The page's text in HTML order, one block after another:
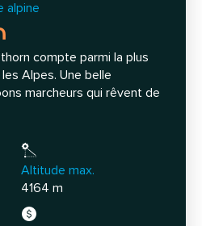
alpine
compte parmi la plus
Alpes. Une belle
marcheurs qui rêvent de
Altitude max.
4164 m